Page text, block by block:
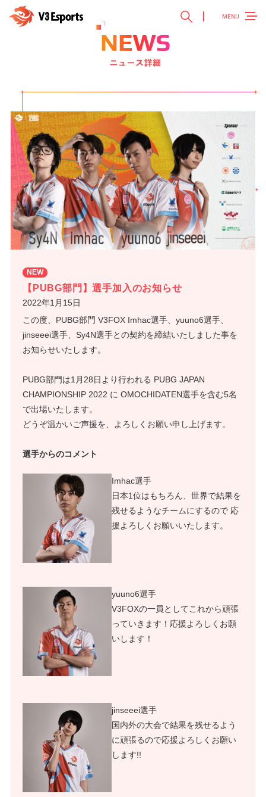
NEWS 最新ニュース ＞
TEAM チーム紹介 ＞
EVENT 参加大会情報 ＞
SPONSOR スポンサー ＞
MENU
NEW
【PUBG部門】選手加入のお知らせ
2022年1月15日
この度、PUBG部門 V3FOX Imhac選手、yuuno6選手、
jinseeei選手、Sy4N選手との契約を締結いたしました事を
お知らせいたします。
PUBG部門は1月28日より行われる PUBG JAPAN
CHAMPIONSHIP 2022 に OMOCHIDATEN選手を含む5名
で出場いたします。
どうぞ温かいご声援を、よろしくお願い申し上げます。
選手からのコメント
Imhac選手
日本1位はもちろん、世界で結果を
残せるようなチームにするので 応
援よろしくお願いいたします。
yuuno6選手
V3FOXの一員としてこれから頑張
っていきます！応援よろしくお願
いします！
jinseeei選手
国内外の大会で結果を残せるよう
に頑張るので応援よろしくお願い
します!!